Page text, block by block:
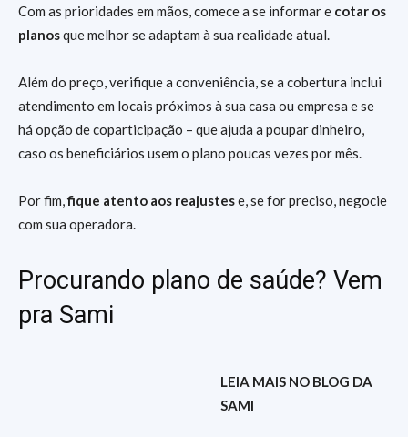
Com as prioridades em mãos, comece a se informar e cotar os
planosque melhor se adaptam à sua realidade atual.
Além do preço, verifique a conveniência, se a cobertura inclui
atendimento em locais próximos à sua casa ou empresa e se
há opção de coparticipação – que ajuda a poupar dinheiro,
caso os beneficiários usem o plano poucas vezes por mês.
Por fim,fique atento aos reajustese, se for preciso, negocie
com sua operadora.
Procurando plano de saúde? Vem
pra Sami
LEIA MAIS NO BLOG DA
SAMI